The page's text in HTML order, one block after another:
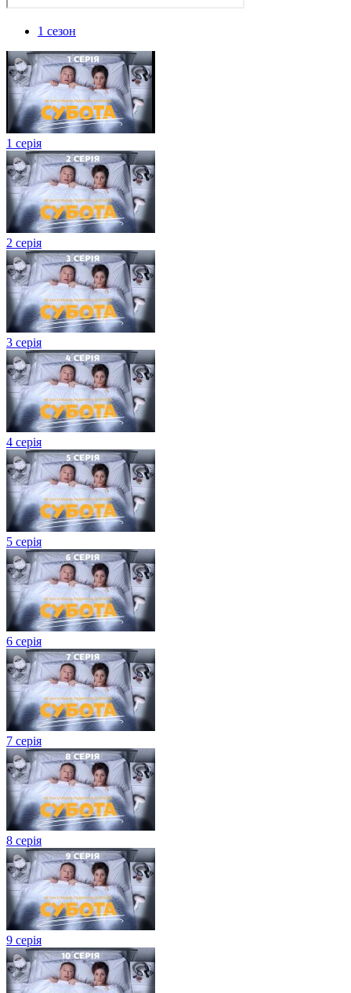
1 сезон
1 серія
2 серія
3 серія
4 серія
5 серія
6 серія
7 серія
8 серія
9 серія